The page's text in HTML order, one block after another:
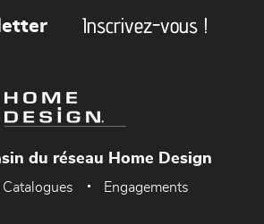
Inscrivez-vous !
du réseau Home Design
Catalogues Engagements